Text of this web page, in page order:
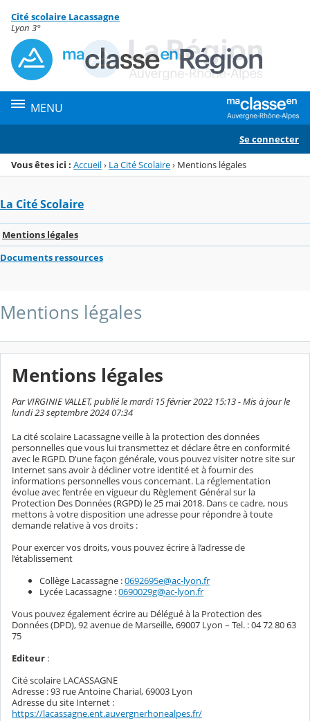
Menu de la rubrique
Contenu
Cité scolaire Lacassagne
Lyon 3°
MENU
Se connecter
Vous êtes ici : Accueil› La Cité Scolaire› Mentions légales
La Cité Scolaire
Mentions légales
Documents ressources
Mentions légales
Mentions légales
Par VIRGINIE VALLET, publié le mardi 15 février 2022 15:13 - Mis à jour le
lundi 23 septembre 2024 07:34
La cité scolaire Lacassagne veille à la protection des données
personnelles que vous lui transmettez et déclare être en conformité
avec le RGPD. D’une façon générale, vous pouvez visiter notre site sur
Internet sans avoir à décliner votre identité et à fournir des
informations personnelles vous concernant. La réglementation
évolue avec l’entrée en vigueur du Règlement Général sur la
Protection Des Données (RGPD) le 25 mai 2018. Dans ce cadre, nous
mettons à votre disposition une adresse pour répondre à toute
demande relative à vos droits :
Pour exercer vos droits, vous pouvez écrire à l’adresse de
l’établissement
Collège Lacassagne :0692695e@ac-lyon.fr
Lycée Lacassagne :0690029g@ac-lyon.fr
Vous pouvez également écrire au Délégué à la Protection des
Données (DPD), 92 avenue de Marseille, 69007 Lyon – Tel. : 04 72 80 63
75
Editeur :
Cité scolaire LACASSAGNE
Adresse : 93 rue Antoine Charial, 69003 Lyon
Adresse du site Internet :
https://lacassagne.ent.auvergnerhonealpes.fr/